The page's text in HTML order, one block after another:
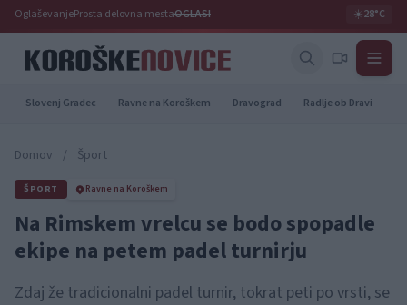
OglaševanjeProsta delovna mestaOGLASI ☀️28°C
Slovenj Gradec Ravne na Koroškem Dravograd Radlje ob Dravi
Domov / Šport
ŠPORT Ravne na Koroškem
Na Rimskem vrelcu se bodo spopadle
ekipe na petem padel turnirju
Zdaj že tradicionalni padel turnir, tokrat peti po vrsti, se